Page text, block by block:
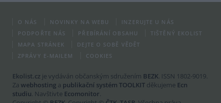
O NÁS NOVINKY NA WEBU
INZERUJTE U NÁS
PODPOŘTE NÁS
PŘEBÍRÁNÍ OBSAHU
TIŠTĚNÝ EKOLIST
MAPA STRÁNEK
DEJTE O SOBĚ VĚDĚT
ZPRÁVY E-MAILEM
COOKIES
Ekolist.cz je vydáván občanským sdružením BEZK . ISSN 1802-9019.
Za webhosting a publikační systém TOOLKIT děkujeme Ecn
studiu . Navštivte Ecomonitor